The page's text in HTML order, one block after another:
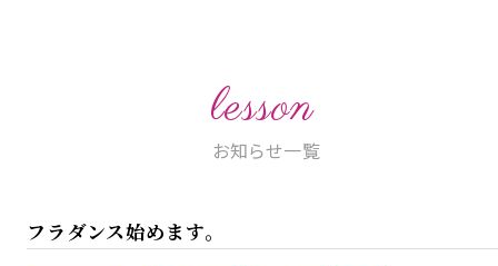
lesson
お知らせ一覧
フラダンス始めます。